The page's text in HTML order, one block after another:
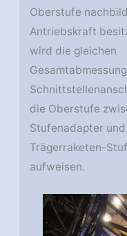
Oberstufe
Antriebskraft
wird die gleichen
die Oberstufe
Stufenadapter
Trägerraketen-
aufweisen.